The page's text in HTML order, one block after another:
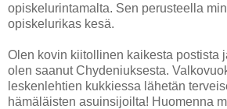
opiskelurintamalta. Sen perusteella
opiskelurikas kesä.
Olen kovin kiitollinen kaikesta postista
olen saanut Chydeniuksesta.
leskenlehtien kukkiessa lähetän
hämäläisten asuinsijoilta! Huomenna